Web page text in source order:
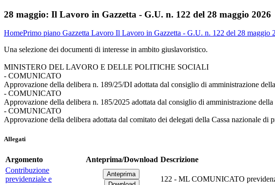
28 maggio: Il Lavoro in Gazzetta - G.U. n. 122 del 28 maggio 2026
HomePrimo piano Gazzetta Lavoro Il Lavoro in Gazzetta - G.U. n. 122 del 28 maggio
Una selezione dei documenti di interesse in ambito giuslavoristico.
MINISTERO DEL LAVORO E DELLE POLITICHE SOCIALI
- COMUNICATO
Approvazione della delibera n. 189/25/DI adottata dal consiglio di amministrazione
- COMUNICATO
Approvazione della delibera n. 185/2025 adottata dal consiglio di amministrazione
- COMUNICATO
Approvazione della delibera adottata dal comitato dei delegati della Cassa nazionale
Allegati
Argomento Anteprima/Download Descrizione
Contribuzione
previdenziale e
122 - ML COMUNICATO